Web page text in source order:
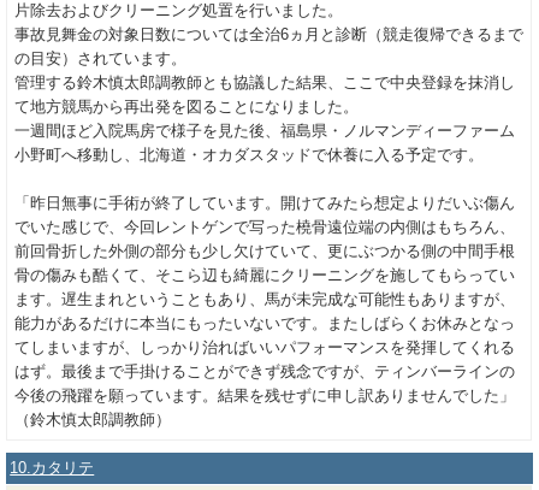
片除去およびクリーニング処置を行いました。
事故見舞金の対象日数については全治6ヵ月と診断（競走復帰できるまで
の目安）されています。
管理する鈴木慎太郎調教師とも協議した結果、ここで中央登録を抹消し
て地方競馬から再出発を図ることになりました。
一週間ほど入院馬房で様子を見た後、福島県・ノルマンディーファーム
小野町へ移動し、北海道・オカダスタッドで休養に入る予定です。
「昨日無事に手術が終了しています。開けてみたら想定よりだいぶ傷ん
でいた感じで、今回レントゲンで写った橈骨遠位端の内側はもちろん、
前回骨折した外側の部分も少し欠けていて、更にぶつかる側の中間手根
骨の傷みも酷くて、そこら辺も綺麗にクリーニングを施してもらってい
ます。遅生まれということもあり、馬が未完成な可能性もありますが、
能力があるだけに本当にもったいないです。またしばらくお休みとなっ
てしまいますが、しっかり治ればいいパフォーマンスを発揮してくれる
はず。最後まで手掛けることができず残念ですが、ティンバーラインの
今後の飛躍を願っています。結果を残せずに申し訳ありませんでした」
（鈴木慎太郎調教師）
10.カタリテ